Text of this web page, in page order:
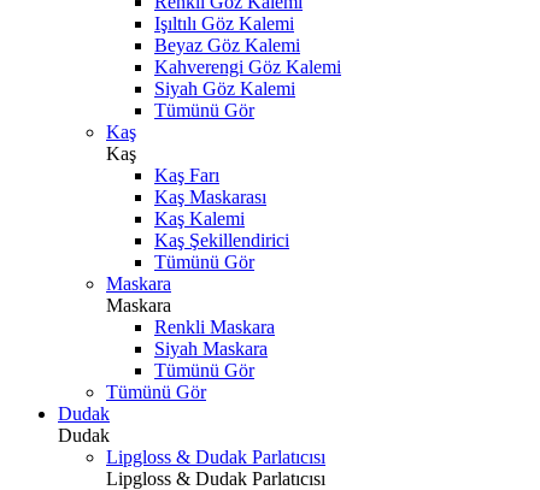
Işıltılı Göz Kalemi
Beyaz Göz Kalemi
Kahverengi Göz Kalemi
Siyah Göz Kalemi
Tümünü Gör
Kaş
Kaş
Kaş Farı
Kaş Maskarası
Kaş Kalemi
Kaş Şekillendirici
Tümünü Gör
Maskara
Maskara
Renkli Maskara
Siyah Maskara
Tümünü Gör
Tümünü Gör
Dudak
Dudak
Lipgloss & Dudak Parlatıcısı
Lipgloss & Dudak Parlatıcısı